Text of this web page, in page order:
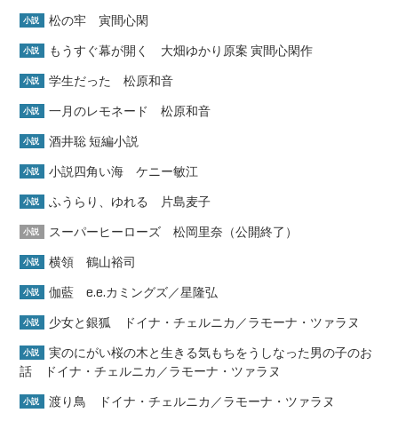
小説 松の牢 寅間心閑
小説 もうすぐ幕が開く 大畑ゆかり原案 寅間心閑作
小説 学生だった 松原和音
小説 一月のレモネード 松原和音
小説 酒井聡 短編小説
小説 小説四角い海 ケニー敏江
小説 ふうらり、ゆれる 片島麦子
小説 スーパーヒーローズ 松岡里奈（公開終了）
小説 横領 鶴山裕司
小説 伽藍 e.e.カミングズ／星隆弘
小説 少女と銀狐 ドイナ・チェルニカ／ラモーナ・ツァラヌ
小説
実のにがい桜の木と生きる気もちをうしなった男の子のお
話 ドイナ・チェルニカ／ラモーナ・ツァラヌ
小説 渡り鳥 ドイナ・チェルニカ／ラモーナ・ツァラヌ